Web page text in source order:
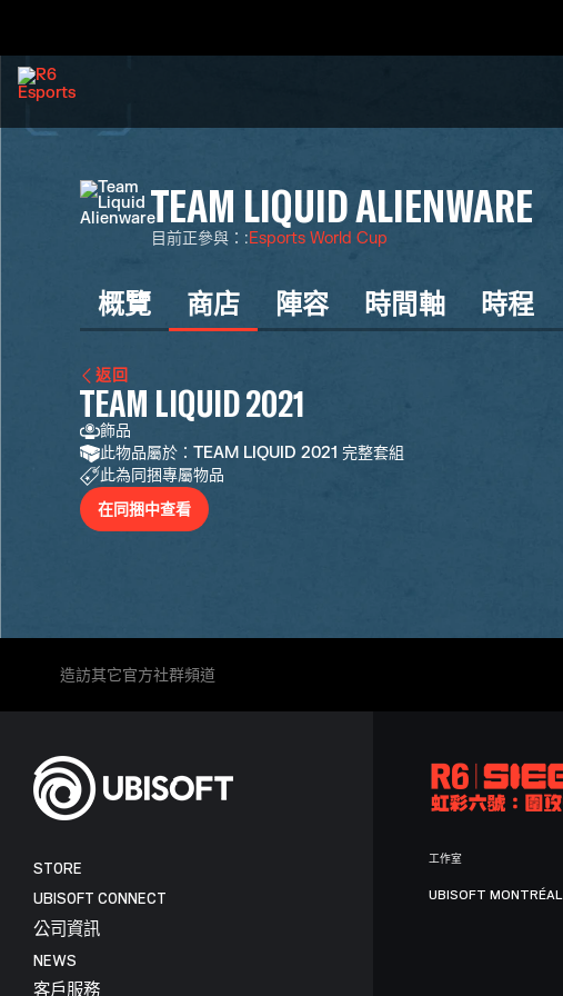
TEAM LIQUID ALIENWARE
目前正參與： :Esports World Cup
概覽 商店 陣容 時間軸 時程
返回
TEAM LIQUID 2021
飾品
此物品屬於：TEAM LIQUID 2021 完整套組
此為同捆專屬物品
在同捆中查看
造訪其它官方社群頻道
STORE
UBISOFT CONNECT
公司資訊
NEWS
客戶服務
工作室
UBISOFT MONTRÉAL